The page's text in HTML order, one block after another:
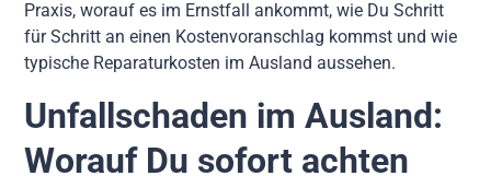
Praxis, worauf es im Ernstfall ankommt, wie Du Schritt
für Schritt an einen Kostenvoranschlag kommst und wie
typische Reparaturkosten im Ausland aussehen.
Unfallschaden im Ausland:
Worauf Du sofort achten